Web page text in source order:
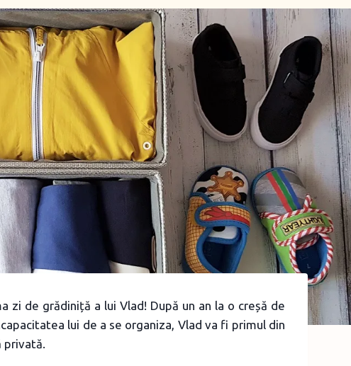
zi de grădiniță a lui Vlad! După un an la o creșă de
lui de a se organiza, Vlad va fi primul din